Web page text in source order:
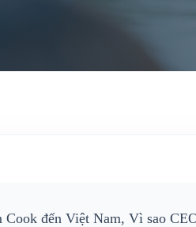
đến Việt Nam, Vì sao